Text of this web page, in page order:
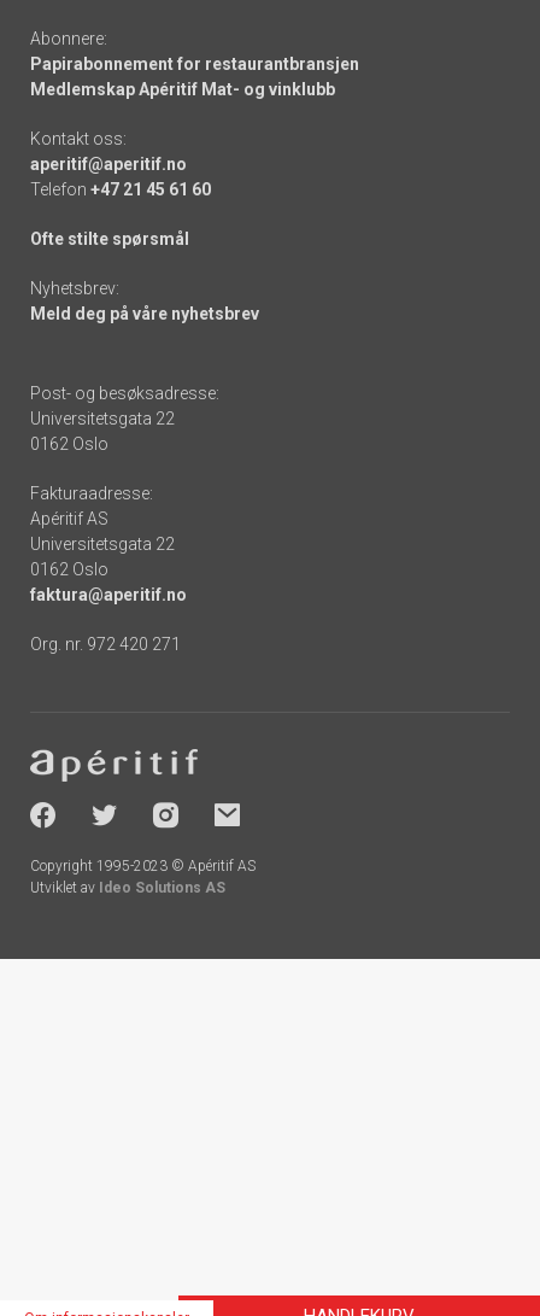
Abonnere:
Papirabonnement for restaurantbransjen
Medlemskap Apéritif Mat- og vinklubb
Kontakt oss:
aperitif@aperitif.no
Telefon +47 21 45 61 60
Ofte stilte spørsmål
Nyhetsbrev:
Meld deg på våre nyhetsbrev
Post- og besøksadresse:
Universitetsgata 22
0162 Oslo
Fakturaadresse:
Apéritif AS
Universitetsgata 22
0162 Oslo
faktura@aperitif.no
Org. nr. 972 420 271
-
socials
Copyright 1995-2023 © Apéritif AS
Utviklet av Ideo Solutions AS